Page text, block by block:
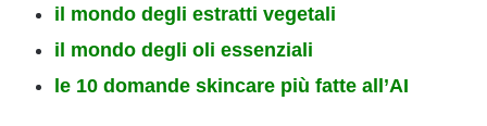
il mondo degli estratti vegetali
il mondo degli oli essenziali
le 10 domande skincare più fatte all’AI